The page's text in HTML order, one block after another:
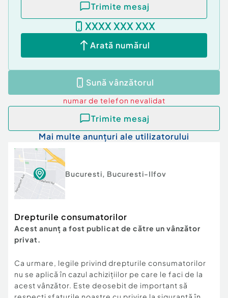
Trimite mesaj
XXXX XXX XXX
Arată numărul
Sună vânzătorul
numar de telefon nevalidat
Trimite mesaj
Mai multe anunțuri ale utilizatorului
Bucuresti, Bucuresti-Ilfov
Drepturile consumatorilor
Acest anunț a fost publicat de către un vânzător
privat.
Ca urmare, legile privind drepturile consumatorilor
nu se aplică în cazul achizițiilor pe care le faci de la
acest vânzător. Este deosebit de important să